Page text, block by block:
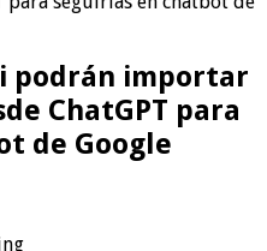
podrán importar
ChatGPT para
de Google